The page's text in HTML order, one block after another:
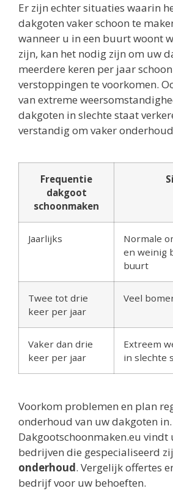
Er zijn echter situaties waarin
dakgoten vaker schoon te
wanneer u in een buurt woont
zijn, kan het nodig zijn om uw
meerdere keren per jaar
verstoppingen te voorkomen.
van extreme
dakgoten in slechte staat
verstandig om vaker
Frequentie
dakgoot
schoonmaken
Jaarlijks
Normale
en weinig
buurt
Twee tot drie
keer per jaar
Veel
Vaker dan drie
keer per jaar
Extreem
in slechte
Voorkom problemen en plan
onderhoud van uw dakgoten
Dakgootschoonmaken.eu vindt
bedrijven die gespecialiseerd
onderhoud. Vergelijk offertes
bedrijf voor uw behoeften.